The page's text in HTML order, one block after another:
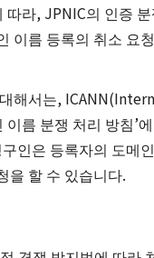
따라, JPNIC의 인증
이름 등록의 취소 요
해서는,
이름 분쟁 처리 방침’
인은 등록자의 도메
을 할 수 있습니다.